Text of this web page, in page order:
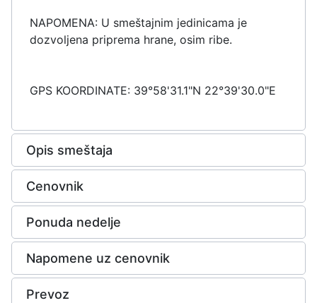
NAPOMENA: U smeštajnim jedinicama je
dozvoljena priprema hrane, osim ribe.
GPS KOORDINATE: 39°58'31.1"N 22°39'30.0"E
Opis smeštaja
Cenovnik
Ponuda nedelje
Napomene uz cenovnik
Prevoz